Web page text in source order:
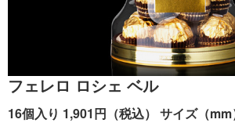
フェレロ ロシェ ベル
16個入り 1,901円（税込） サイズ（